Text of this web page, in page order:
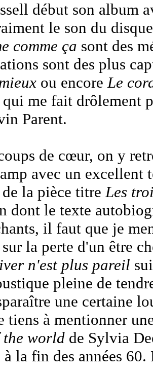
début son album
le son du
comme ça sont des
sont des plus
ou encoreLe
me fait drôlement
Parent.
de cœur, on y
avec un excellent
la pièce titreLes
dont le texte
il faut que je
la perte d'un être
n'est plus pareil
pleine de
une certaine
tiens à mentionner
the world de Sylvia
à la fin des années